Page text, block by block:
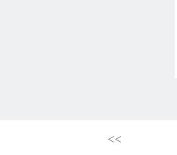
<<